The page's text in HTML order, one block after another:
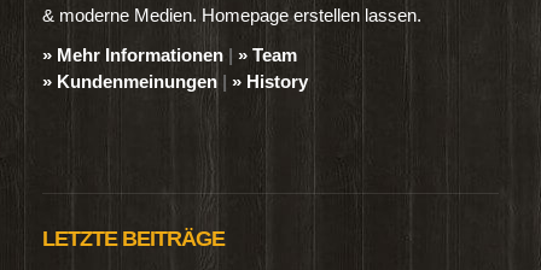
& moderne Medien. Homepage erstellen lassen.
» Mehr Informationen | » Team
» Kundenmeinungen | » History
LETZTE BEITRÄGE